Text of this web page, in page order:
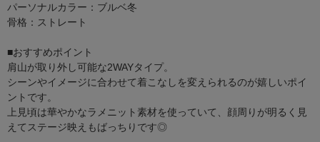
パーソナルカラー：ブルベ冬
骨格：ストレート
■おすすめポイント
肩山が取り外し可能な2WAYタイプ。
シーンやイメージに合わせて着こなしを変えられるのが嬉しいポイ
ントです。
上見頃は華やかなラメニット素材を使っていて、顔周りが明るく見
えてステージ映えもばっちりです◎